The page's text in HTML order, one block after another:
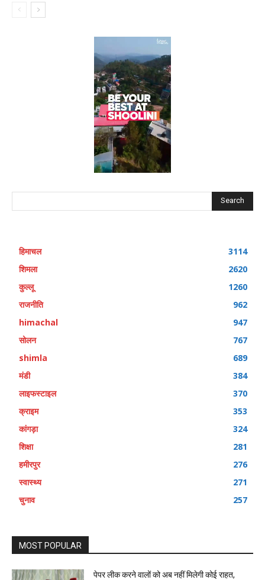
Search
हिमाचल
3114
शिमला
2620
कुल्लू
1260
राजनीति
962
himachal
947
सोलन
767
shimla
689
मंडी
384
लाइफस्टाइल
370
क्राइम
353
कांगड़ा
324
शिक्षा
281
हमीरपुर
276
स्वास्थ्य
271
चुनाव
257
MOST POPULAR
पेपर लीक करने वालों को अब नहीं मिलेगी कोई राहत,